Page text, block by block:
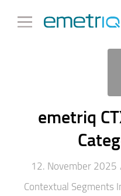
emetriq
12. November 2025
Contextual Segments